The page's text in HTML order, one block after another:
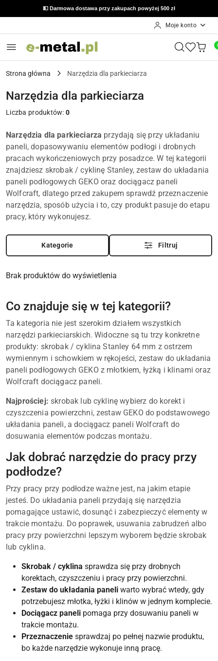
💵 Darmowa dostawa przy zakupach powyżej 500 zł
Moje konto
Strona główna Narzędzia dla parkieciarza
Narzędzia dla parkieciarza
Liczba produktów:0
Narzędzia dla parkieciarza przydają się przy układaniu
paneli, dopasowywaniu elementów podłogi i drobnych
pracach wykończeniowych przy posadzce. W tej kategorii
znajdziesz skrobak / cyklinę Stanley, zestaw do układania
paneli podłogowych GEKO oraz dociągacz paneli
Wolfcraft, dlatego przed zakupem sprawdź przeznaczenie
narzędzia, sposób użycia i to, czy produkt pasuje do etapu
pracy, który wykonujesz.
Kategorie Filtruj
Brak produktów do wyświetlenia
Co znajduje się w tej kategorii?
Ta kategoria nie jest szerokim działem wszystkich
narzędzi parkieciarskich. Widoczne są tu trzy konkretne
produkty: skrobak / cyklina Stanley 64 mm z ostrzem
wymiennym i schowkiem w rękojeści, zestaw do układania
paneli podłogowych GEKO z młotkiem, łyżką i klinami oraz
Wolfcraft dociągacz paneli.
Najprościej: skrobak lub cyklinę wybierz do korekt i
czyszczenia powierzchni, zestaw GEKO do podstawowego
układania paneli, a dociągacz paneli Wolfcraft do
dosuwania elementów podczas montażu.
Jak dobrać narzędzie do pracy przy
podłodze?
Przy pracy przy podłodze ważne jest, na jakim etapie
jesteś. Do układania paneli przydają się narzędzia
pomagające ustawić, dosunąć i zabezpieczyć elementy w
trakcie montażu. Do poprawek, usuwania zabrudzeń albo
pracy przy powierzchni lepszym wyborem będzie skrobak
lub cyklina.
Skrobak / cyklina sprawdza się przy drobnych
korektach, czyszczeniu i pracy przy powierzchni.
Zestaw do układania paneli warto wybrać wtedy, gdy
potrzebujesz młotka, łyżki i klinów w jednym komplecie.
Dociągacz paneli pomaga przy dosuwaniu paneli w
trakcie montażu.
Przeznaczenie sprawdzaj po pełnej nazwie produktu,
bo każde narzędzie wykonuje inną pracę.